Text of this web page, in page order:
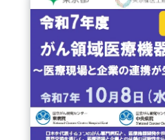
LINK-Jを知る
特別会員
施設・アクセス